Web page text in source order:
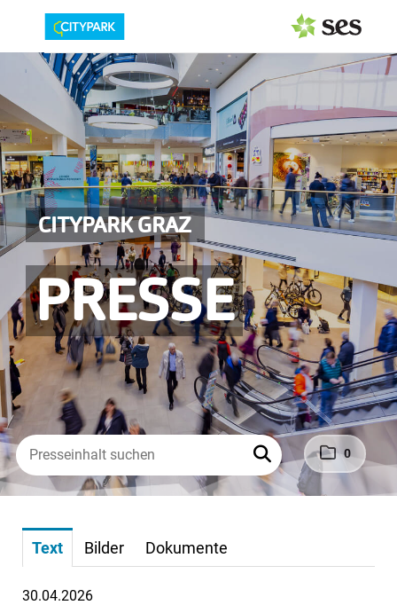
0
CITYPARK GRAZ
PRESSE
PRESSEAUSSENDUNGEN
Center & Marken
Events
Services
MEDIAGALERIE
PRESSEKONTAKT
Text Bilder Dokumente
30.04.2026